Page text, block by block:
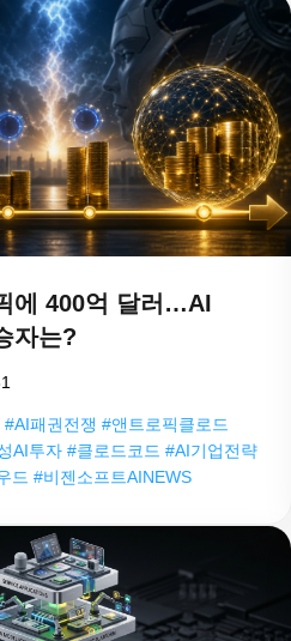
에 400억 달러…AI
자는?
패권전쟁 #앤트로픽클로드
AI투자 #클로드코드 #AI기업전략
드 #비젠소프트AINEWS